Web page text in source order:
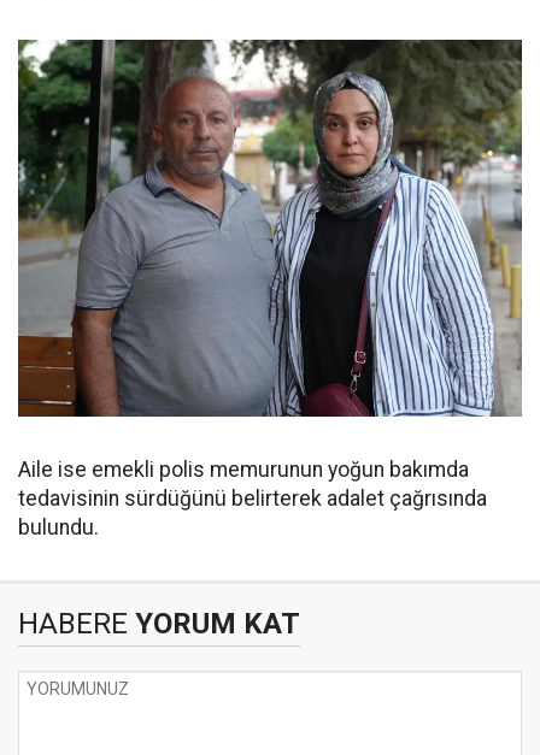
Aile ise emekli polis memurunun yoğun bakımda
tedavisinin sürdüğünü belirterek adalet çağrısında
bulundu.
HABERE YORUM KAT